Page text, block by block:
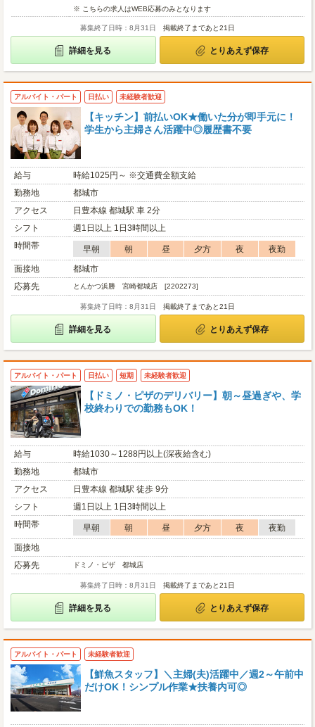
※ こちらの求人はWEB応募のみとなります
募集終了日時：8月31日 掲載終了まであと21日
詳細を見る とりあえず保存
アルバイト・パート 日払い 未経験者歓迎
【キッチン】前払いOK★働いた分が即手元に！
学生から主婦さん活躍中◎履歴書不要
給与
時給1025円～ ※交通費全額支給
勤務地
都城市
アクセス
日豊本線 都城駅 車 2分
シフト
週1日以上 1日3時間以上
時間帯
早朝 朝 昼 夕方 夜
夜勤
面接地
都城市
応募先
とんかつ浜勝 宮崎都城店 [2202273]
募集終了日時：8月31日 掲載終了まであと21日
詳細を見る とりあえず保存
アルバイト・パート 日払い 短期 未経験者歓迎
【ドミノ・ピザのデリバリー】朝～昼過ぎや、学
校終わりでの勤務もOK！
給与
時給1030～1288円以上(深夜給含む)
勤務地
都城市
アクセス
日豊本線 都城駅 徒歩 9分
シフト
週1日以上 1日3時間以上
時間帯
早朝 朝 昼 夕方 夜
夜勤
面接地
応募先
ドミノ・ピザ 都城店
募集終了日時：8月31日 掲載終了まであと21日
詳細を見る とりあえず保存
アルバイト・パート 未経験者歓迎
【鮮魚スタッフ】＼主婦(夫)活躍中／週2～午前中
だけOK！シンプル作業★扶養内可◎